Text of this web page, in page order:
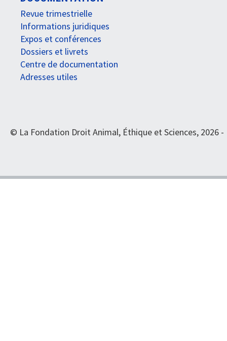
Revue trimestrielle
Informations juridiques
Expos et conférences
Dossiers et livrets
Centre de documentation
Adresses utiles
© La Fondation Droit Animal, Éthique et Sciences, 2026 -